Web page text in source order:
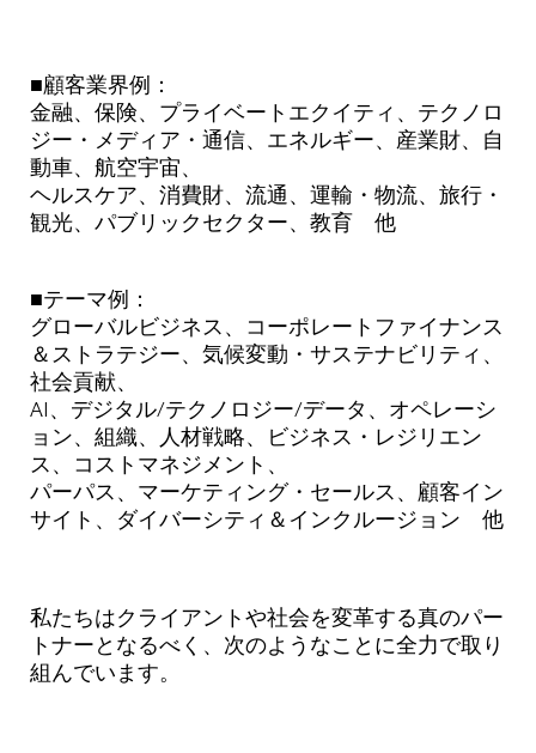
■顧客業界例：
金融、保険、プライベートエクイティ、テクノロ
ジー・メディア・通信、エネルギー、産業財、自
動車、航空宇宙、
ヘルスケア、消費財、流通、運輸・物流、旅行・
観光、パブリックセクター、教育 他
■テーマ例：
グローバルビジネス、コーポレートファイナンス
＆ストラテジー、気候変動・サステナビリティ、
社会貢献、
AI、デジタル/テクノロジー/データ、オペレーシ
ョン、組織、人材戦略、ビジネス・レジリエン
ス、コストマネジメント、
パーパス、マーケティング・セールス、顧客イン
サイト、ダイバーシティ＆インクルージョン 他
私たちはクライアントや社会を変革する真のパー
トナーとなるべく、次のようなことに全力で取り
組んでいます。